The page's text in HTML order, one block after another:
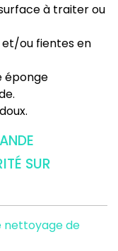
à traiter ou
et/ou fientes en
éponge
SUR
nettoyage de